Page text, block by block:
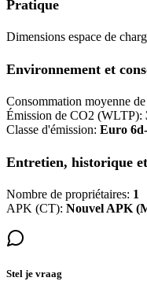
Pratique
Dimensions espace de
Environnement et
Consommation moyenne
Émission de CO2 (WLTP):
Classe d'émission: Euro
Entretien, historique
Nombre de propriétaires: 1
APK (CT): Nouvel APK
Stel je vraag